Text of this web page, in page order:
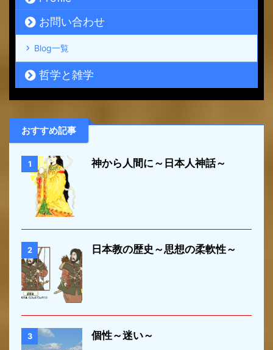
お問い合わせ
Blog一覧
哲学と雑学
おすすめ記事
1 神から人間に～日本人神話～
2 日本教の歴史～思想の柔軟性～
3 個性～迷い～